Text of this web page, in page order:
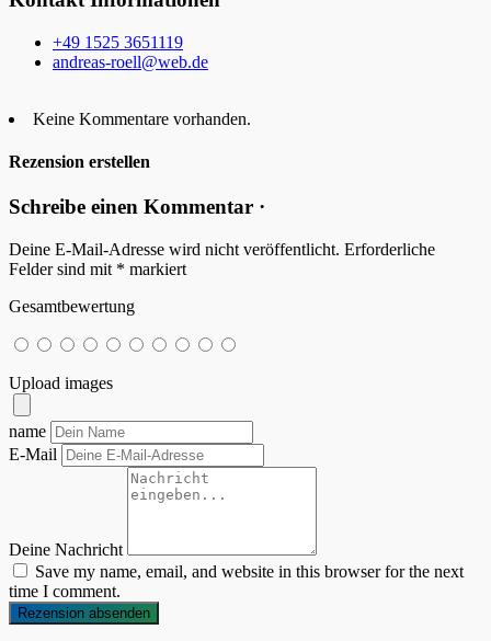
+49 1525 3651119
andreas-roell@web.de
Keine Kommentare vorhanden.
Rezension erstellen
Schreibe einen Kommentar ·
Deine E-Mail-Adresse wird nicht veröffentlicht. Erforderliche
Felder sind mit * markiert
Gesamtbewertung
Upload images
name
E-Mail
Deine Nachricht
Save my name, email, and website in this browser for the next
time I comment.
Rezension absenden